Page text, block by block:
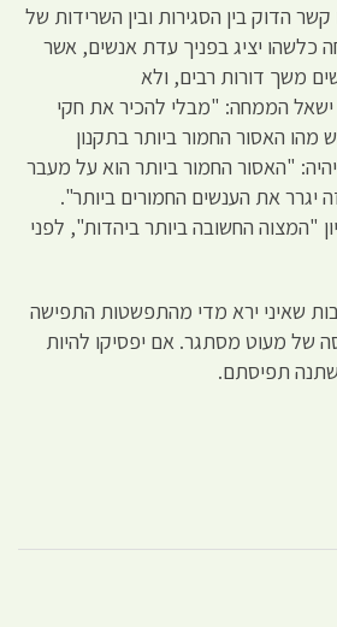
הדוק בין הסגירות ובין השרידות של
כלשהו יציג בפניך עדת אנשים, אשר
משך דורות רבים, ולא
ישאל הממחה: "מבלי להכיר את חקי
האסור החמור ביותר בתקנון
"האסור החמור ביותר הוא על מעבר
את הענשים החמורים ביותר".
"המצוה החשובה ביותר ביהדות", לפני
שאיני ירא מדי מהתפשטות התפישה
של מעוט מסתגר. אם יפסיקו להיות
תפיסתם.